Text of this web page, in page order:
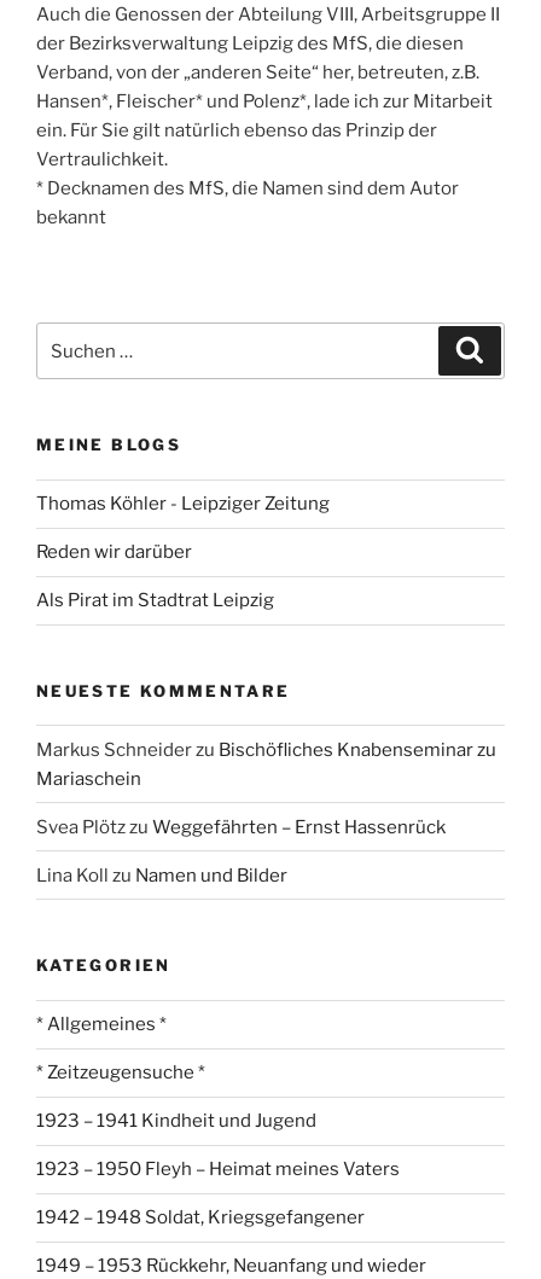
Auch die Genossen der Abteilung VIII, Arbeitsgruppe II
der Bezirksverwaltung Leipzig des MfS, die diesen
Verband, von der „anderen Seite“ her, betreuten, z.B.
Hansen*, Fleischer* und Polenz*, lade ich zur Mitarbeit
ein. Für Sie gilt natürlich ebenso das Prinzip der
Vertraulichkeit.
* Decknamen des MfS, die Namen sind dem Autor
bekannt
nach:
MEINE BLOGS
Thomas Köhler - Leipziger Zeitung
Reden wir darüber
Als Pirat im Stadtrat Leipzig
NEUESTE KOMMENTARE
Markus Schneiderzu Bischöfliches Knabenseminar zu
Mariaschein
Svea Plötzzu Weggefährten – Ernst Hassenrück
Lina Koll zu Namen und Bilder
KATEGORIEN
* Allgemeines *
* Zeitzeugensuche *
1923 – 1941 Kindheit und Jugend
1923 – 1950 Fleyh – Heimat meines Vaters
1942 – 1948 Soldat, Kriegsgefangener
1949 – 1953 Rückkehr, Neuanfang und wieder